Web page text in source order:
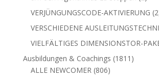
VERJÜNGUNGSCODE-AKTIVIERUNG 2
VERSCHIEDENE
VIELFÄLTIGES DIMENSIONSTOR-
Ausbildungen & Coachings 1811 1811
ALLE NEWCOMER 806806